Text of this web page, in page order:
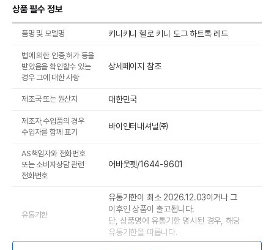
상품 필수 정보
품명 및 모델명 키니키니 헬로 키니 도그 하트톡 레드
법에 의한 인증,허가 등을
받았음을 확인할수 있는
경우 그에 대한 사항
상세페이지 참조
제조국 또는 원산지 대한민국
제조자,수입품의 경우
수입자를 함께 표기
바이인터내셔널㈜
AS책임자와 전화번호
또는 소비자상담 관련
전화번호
어바웃펫/1644-9601
유통기한
유통기한이 최소 2026.12.03이거나 그
이후인 상품이 출고됩니다.
단, 상품명에 유통기한 명시된 경우, 해당
유통기한을 따릅니다.